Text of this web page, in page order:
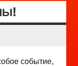
событие,